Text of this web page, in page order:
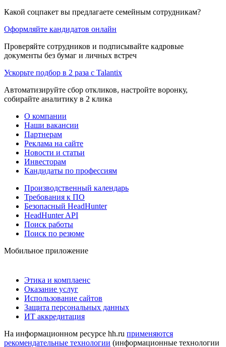
Какой соцпакет вы предлагаете семейным сотрудникам?
Оформляйте кандидатов онлайн
Проверяйте сотрудников и подписывайте кадровые
документы без бумаг и личных встреч
Ускорьте подбор в 2 раза с Talantix
Автоматизируйте сбор откликов, настройте воронку,
собирайте аналитику в 2 клика
О компании
Наши вакансии
Партнерам
Реклама на сайте
Новости и статьи
Инвесторам
Кандидаты по профессиям
Производственный календарь
Требования к ПО
Безопасный HeadHunter
HeadHunter API
Поиск работы
Поиск по резюме
Мобильное приложение
Этика и комплаенс
Оказание услуг
Использование сайтов
Защита персональных данных
ИТ аккредитация
На информационном ресурсе hh.ru применяются
рекомендательные технологии (информационные технологии